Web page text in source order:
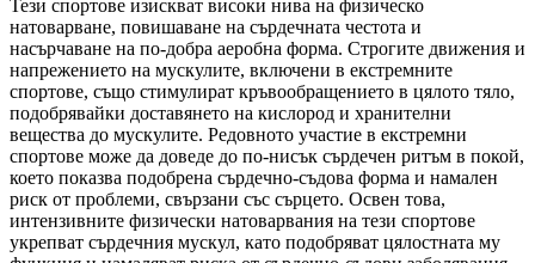
Тези спортове изискват високи нива на физическо
натоварване, повишаване на сърдечната честота и
насърчаване на по-добра аеробна форма. Строгите движения и
напрежението на мускулите, включени в екстремните
спортове, също стимулират кръвообращението в цялото тяло,
подобрявайки доставянето на кислород и хранителни
вещества до мускулите. Редовното участие в екстремни
спортове може да доведе до по-нисък сърдечен ритъм в покой,
което показва подобрена сърдечно-съдова форма и намален
риск от проблеми, свързани със сърцето. Освен това,
интензивните физически натоварвания на тези спортове
укрепват сърдечния мускул, като подобряват цялостната му